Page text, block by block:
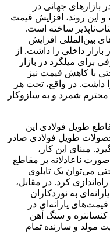
بازارهای جهانی در
و این روند، افزایش قیمت
ساخته است.
بین‌المللی افزایش
داخلی را داشت. از
میلگرد در بازار
با کاهش قیمت نیز
داشت. در واقع، تحت هر
شمرد و به سازوکار
طویل فولادی این
طویل فولادی صادر
مبنای این کار،
ناعادلانه بر مقاطع
می‌توان یک تابلوی
کرد. در مقابل،
به نوردکاران
قیمت‌های یارانه‌ای در
کنسانتره و سنگ آهن
مولد و سازنده تمام